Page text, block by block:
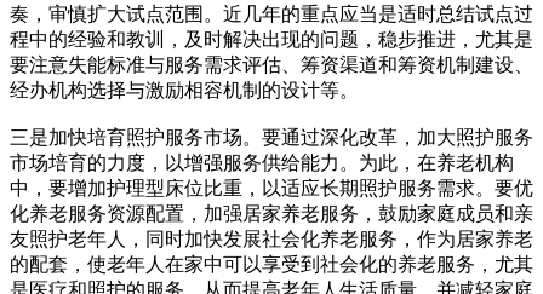
奏，审慎扩大试点范围。近几年的重点应当是适时总结试点过
程中的经验和教训，及时解决出现的问题，稳步推进，尤其是
要注意失能标准与服务需求评估、筹资渠道和筹资机制建设、
经办机构选择与激励相容机制的设计等。
三是加快培育照护服务市场。要通过深化改革，加大照护服务
市场培育的力度，以增强服务供给能力。为此，在养老机构
中，要增加护理型床位比重，以适应长期照护服务需求。要优
化养老服务资源配置，加强居家养老服务，鼓励家庭成员和亲
友照护老年人，同时加快发展社会化养老服务，作为居家养老
的配套，使老年人在家中可以享受到社会化的养老服务，尤其
是医疗和照护的服务，从而提高老年人生活质量，并减轻家庭